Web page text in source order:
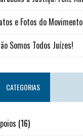
e Fotos do
Somos Todos Juízes!
CATEGORIAS
(16)